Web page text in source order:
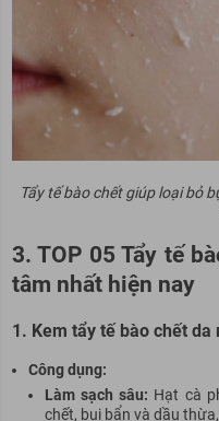
Tẩy tế bào chết giúp loại bỏ
3. TOP 05 Tẩy tế
tâm nhất hiện nay
1. Kem tẩy tế bào chết da
Công dụng:
Làm sạch sâu: Hạt cà
chết, bụi bẩn và dầu